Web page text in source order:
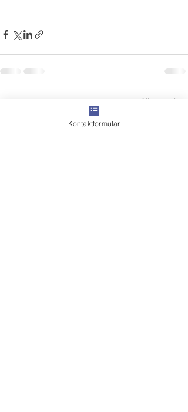
Alle ansehen
Kontaktformular